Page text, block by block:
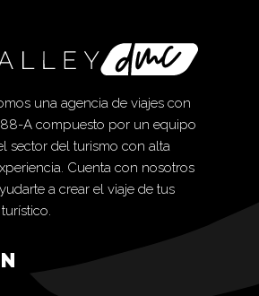
una agencia de viajes con
A compuesto por un equipo
sector del turismo con alta
Cuenta con nosotros
a crear el viaje de tus